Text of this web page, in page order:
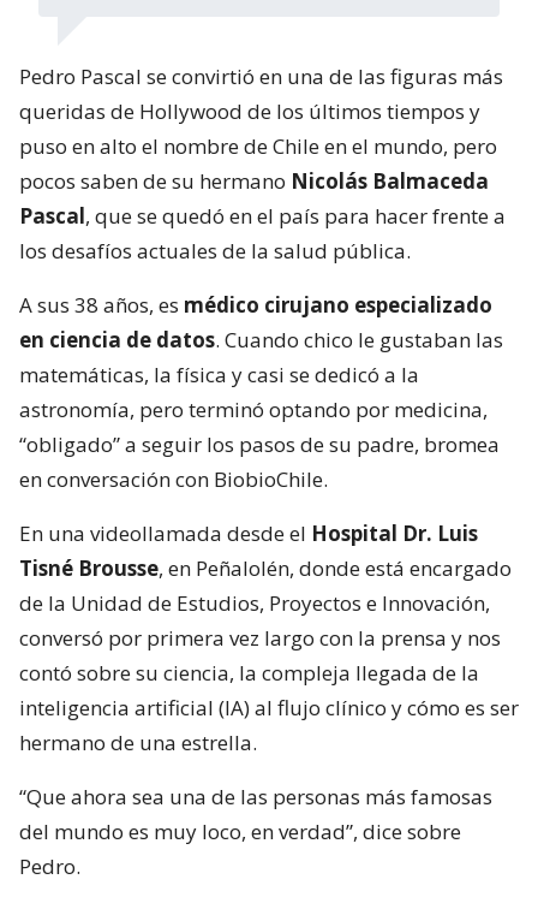
Pedro Pascal se convirtió en una de las figuras más
queridas de Hollywood de los últimos tiempos y
puso en alto el nombre de Chile en el mundo, pero
pocos saben de su hermano Nicolás Balmaceda
Pascal, que se quedó en el país para hacer frente a
los desafíos actuales de la salud pública.
A sus 38 años, es médico cirujano especializado
en ciencia de datos. Cuando chico le gustaban las
matemáticas, la física y casi se dedicó a la
astronomía, pero terminó optando por medicina,
“obligado” a seguir los pasos de su padre, bromea
en conversación con BiobioChile.
En una videollamada desde el Hospital Dr. Luis
Tisné Brousse, en Peñalolén, donde está encargado
de la Unidad de Estudios, Proyectos e Innovación,
conversó por primera vez largo con la prensa y nos
contó sobre su ciencia, la compleja llegada de la
inteligencia artificial (IA) al flujo clínico y cómo es ser
hermano de una estrella.
“Que ahora sea una de las personas más famosas
del mundo es muy loco, en verdad”, dice sobre
Pedro.